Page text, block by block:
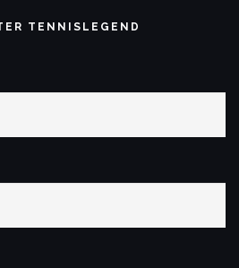
TENNISLEGEND